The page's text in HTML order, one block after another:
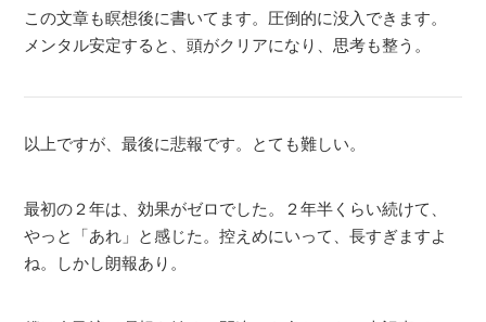
この文章も瞑想後に書いてます。圧倒的に没入できます。
メンタル安定すると、頭がクリアになり、思考も整う。
以上ですが、最後に悲報です。とても難しい。
最初の２年は、効果がゼロでした。２年半くらい続けて、
やっと「あれ」と感じた。控えめにいって、長すぎますよ
ね。しかし朗報あり。